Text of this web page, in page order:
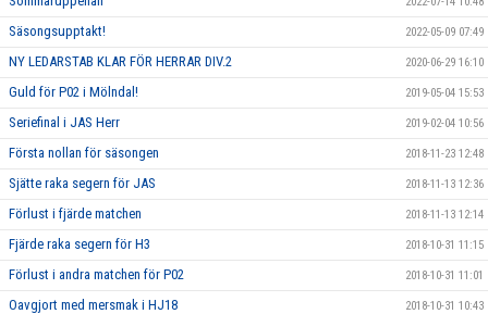
Säsongsupptakt! 2022-05-09 07:49
NY LEDARSTAB KLAR FÖR HERRAR DIV.2 2020-06-29 16:10
Guld för P02 i Mölndal! 2019-05-04 15:53
Seriefinal i JAS Herr 2019-02-04 10:56
Första nollan för säsongen 2018-11-23 12:48
Sjätte raka segern för JAS 2018-11-13 12:36
Förlust i fjärde matchen 2018-11-13 12:14
Fjärde raka segern för H3 2018-10-31 11:15
Förlust i andra matchen för P02 2018-10-31 11:01
Oavgjort med mersmak i HJ18 2018-10-31 10:43